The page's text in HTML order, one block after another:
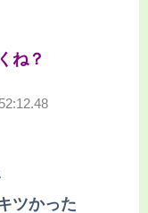
ね？
ツかった